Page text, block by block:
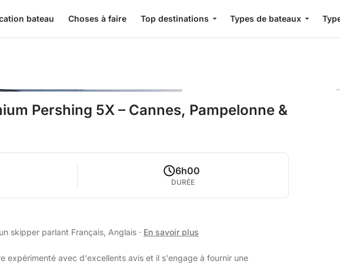
bateau Choses à faire Top destinations Types de bateaux
Pershing 5X – Cannes, Pampelonne &
6h00
DURÉE
skipper parlant Français, Anglais · En savoir plus
expérimenté avec d'excellents avis et il s'engage à fournir une